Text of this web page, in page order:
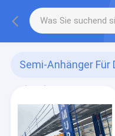
Semi-Anhänger